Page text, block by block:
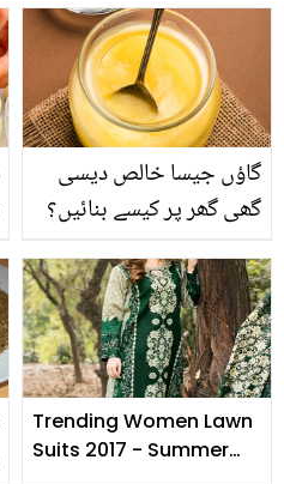
گاؤں جیسا خالص دیسی
گھی گھر پر کیسے بنائیں؟
اور کم خرچ میں اصلی
گھی خود تیار کریں
Trending Women Lawn
Suits 2017 - Summer